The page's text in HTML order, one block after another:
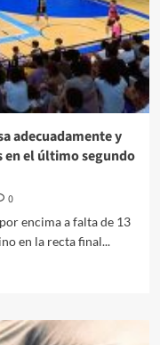
adecuadamente y
en el último segundo
0
encima a falta de 13
en la recta final...